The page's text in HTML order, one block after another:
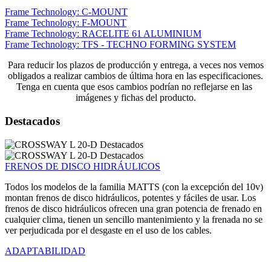
Frame Technology: C-MOUNT
Frame Technology: F-MOUNT
Frame Technology: RACELITE 61 ALUMINIUM
Frame Technology: TFS - TECHNO FORMING SYSTEM
Para reducir los plazos de producción y entrega, a veces nos vemos
obligados a realizar cambios de última hora en las especificaciones.
Tenga en cuenta que esos cambios podrían no reflejarse en las
imágenes y fichas del producto.
Destacados
FRENOS DE DISCO HIDRÁULICOS
Todos los modelos de la familia MATTS (con la excepción del 10v)
montan frenos de disco hidráulicos, potentes y fáciles de usar. Los
frenos de disco hidráulicos ofrecen una gran potencia de frenado en
cualquier clima, tienen un sencillo mantenimiento y la frenada no se
ver perjudicada por el desgaste en el uso de los cables.
ADAPTABILIDAD